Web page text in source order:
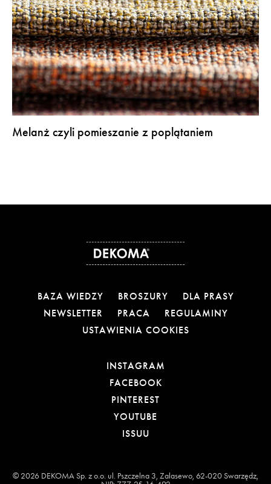
Melanż czyli pomieszanie z poplątaniem
BAZA WIEDZY BROSZURY
DLA PRASY
NEWSLETTER
PRACA
REGULAMINY
USTAWIENIA COOKIES
INSTAGRAM
FACEBOOKOTWIERA LINK W
PINTEREST
YOUTUBE
ISSUUOTWIERA LINK W NOWEJ
© 2026 DEKOMA Sp. z o.o. ul. Pszczelna 3, Zalasewo, 62-020 Swarzędz,